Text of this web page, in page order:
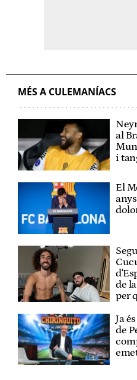
MÉS A CULEMANÍACS
al
i
El
de
per
Ja
de